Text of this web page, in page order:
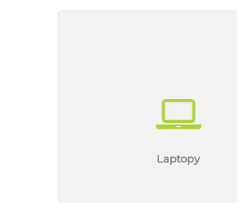
Laptopy